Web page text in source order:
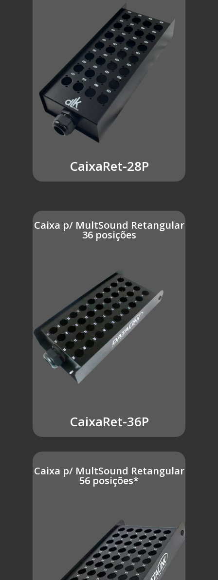
CaixaRet-28P
Caixa p/ MultSound Retangular
36 posições
CaixaRet-36P
Caixa p/ MultSound Retangular
56 posições*